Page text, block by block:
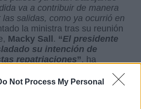
Not Process My Personal
va a contribuir de manera
salidas, como ya ocurrió en
la ministra tras su reunión
Macky Sall . “El presidente
su intención de
repatriaciones”, ha
vuelos se encuentran
debido a la